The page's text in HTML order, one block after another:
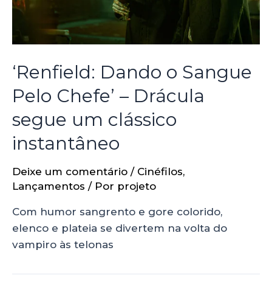
‘Renfield: Dando o Sangue
Pelo Chefe’ – Drácula
segue um clássico
instantâneo
Deixe um comentário / Cinéfilos,
Lançamentos / Por projeto
Com humor sangrento e gore colorido,
elenco e plateia se divertem na volta do
vampiro às telonas